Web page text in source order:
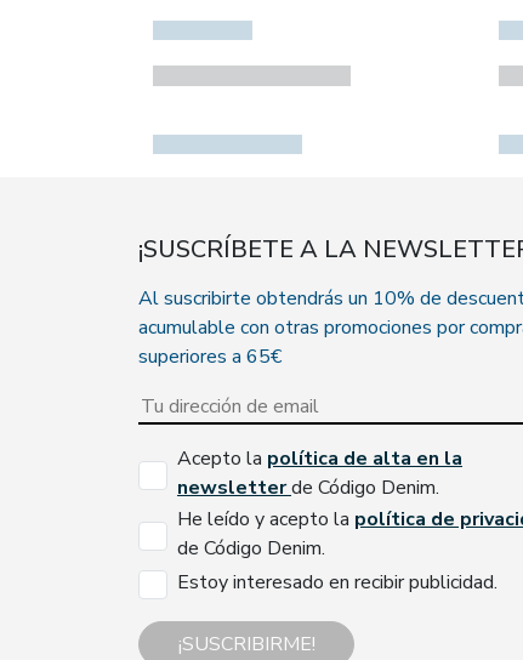
¡SUSCRÍBETE A LA
Al suscribirte obtendrás un 10% de
acumulable con otras promociones por
superiores a 65€
Acepto la política de alta en la
newsletterde Código Denim.
He leído y acepto la política de
de Código Denim.
Estoy interesado en recibir publicidad.
¡SUSCRIBIRME!